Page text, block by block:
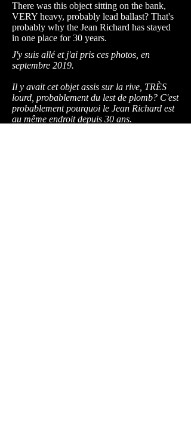
There was this object sitting on the bank,
VERY heavy, probably lead ballast? That's
probably why the Jean Richard has stayed
in one place for 30 years.
J'y suis allé et j'ai pris ces photos, en
septembre 2019.
Il y avait cet objet assis sur la rive, TRÈS
lourd, probablement du lest de plomb? C'est
probablement pourquoi le Jean Richard est
au même endroit depuis 30 ans.